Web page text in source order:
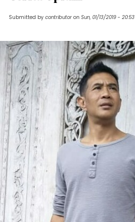
Submitted by contributor on Sun, 01/13/2019 - 20:53